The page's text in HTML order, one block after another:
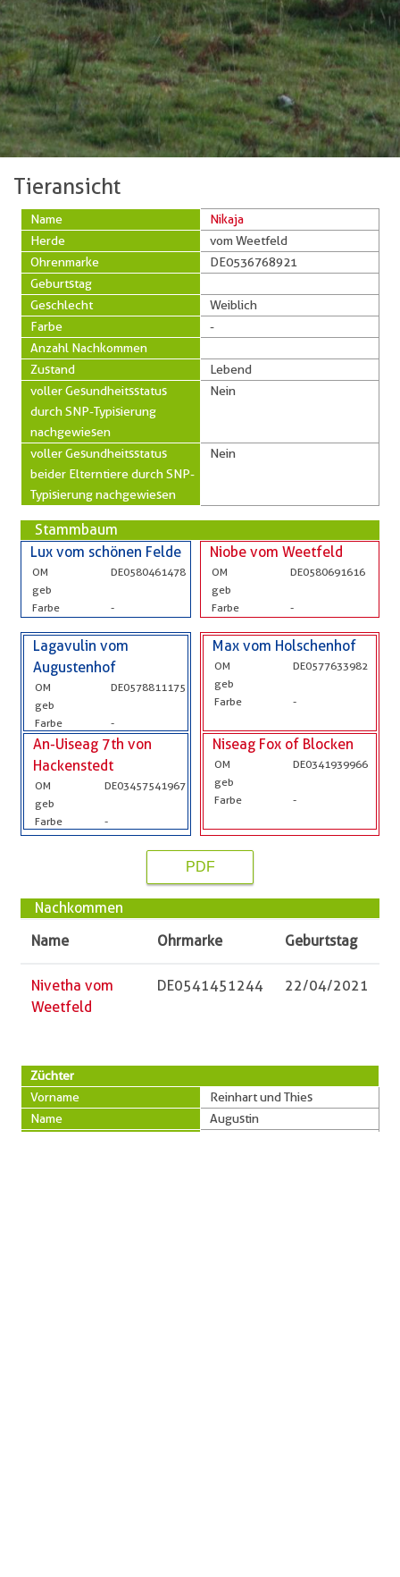
Tieransicht
Name
Nikaja
Herde
vom Weetfeld
Ohrenmarke
DE0536768921
Geburtstag
Geschlecht
Weiblich
Farbe
-
Anzahl Nachkommen
Zustand
Lebend
voller Gesundheitsstatus
durch SNP-Typisierung
nachgewiesen
Nein
voller Gesundheitsstatus
beider Elterntiere durch SNP-
Typisierung nachgewiesen
Nein
Stammbaum
Lux vom schönen Felde
OM
DE0580461478
geb
Farbe
-
Niobe vom Weetfeld
OM
DE0580691616
geb
Farbe
-
Lagavulin vom
Augustenhof
OM
DE0578811175
geb
Farbe
-
An-Uiseag 7th von
Hackenstedt
OM
DE03457541967
geb
Farbe
-
Max vom Holschenhof
OM
DE0577633982
geb
Farbe
-
Niseag Fox of Blocken
OM
DE0341939966
geb
Farbe
-
PDF
Nachkommen
Name
Ohrmarke Geburtstag
Nivetha vom
Weetfeld
DE0541451244 22/04/2021
Züchter
Vorname
Reinhart und Thies
Name
Augustin